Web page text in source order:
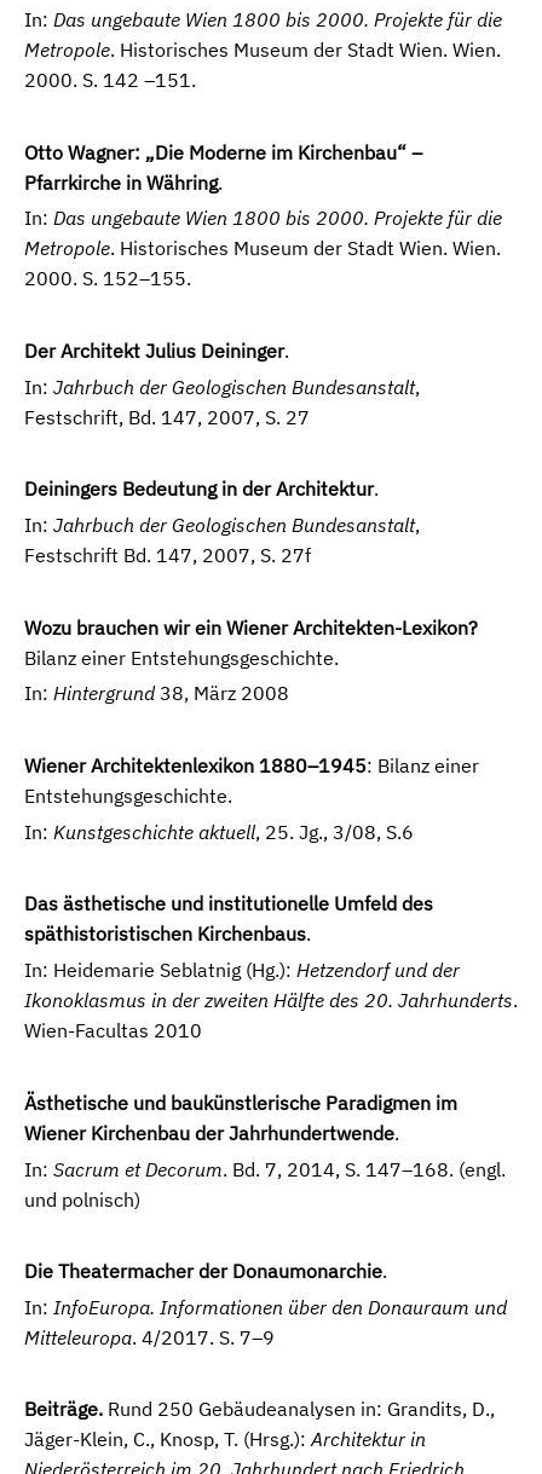
In: Das ungebaute Wien 1800 bis 2000. Projekte für die
Metropole. Historisches Museum der Stadt Wien. Wien.
2000. S. 142 –151.
Otto Wagner: „Die Moderne im Kirchenbau“ –
Pfarrkirche in Währing.
In: Das ungebaute Wien 1800 bis 2000. Projekte für die
Metropole. Historisches Museum der Stadt Wien. Wien.
2000. S. 152–155.
Der Architekt Julius Deininger.
In: Jahrbuch der Geologischen Bundesanstalt,
Festschrift, Bd. 147, 2007, S. 27
Deiningers Bedeutung in der Architektur.
In: Jahrbuch der Geologischen Bundesanstalt,
Festschrift Bd. 147, 2007, S. 27f
Wozu brauchen wir ein Wiener Architekten-Lexikon?
Bilanz einer Entstehungsgeschichte.
In: Hintergrund38, März 2008
Wiener Architektenlexikon 1880–1945: Bilanz einer
Entstehungsgeschichte.
In: Kunstgeschichte aktuell, 25. Jg., 3/08, S.6
Das ästhetische und institutionelle Umfeld des
späthistoristischen Kirchenbaus.
In: Heidemarie Seblatnig (Hg.): Hetzendorf und der
Ikonoklasmus in der zweiten Hälfte des 20. Jahrhunderts.
Wien-Facultas 2010
Ästhetische und baukünstlerische Paradigmen im
Wiener Kirchenbau der Jahrhundertwende.
In: Sacrum et Decorum. Bd. 7, 2014, S. 147–168. (engl.
und polnisch)
Die Theatermacher der Donaumonarchie.
In: InfoEuropa. Informationen über den Donauraum und
Mitteleuropa. 4/2017. S. 7–9
Beiträge. Rund 250 Gebäudeanalysen in: Grandits, D.,
Jäger-Klein, C., Knosp, T. (Hrsg.):Architektur in